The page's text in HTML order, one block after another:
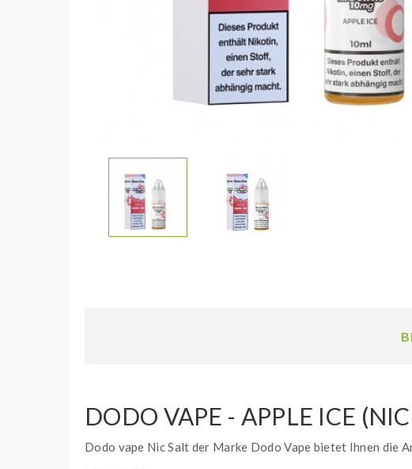
DODO VAPE - APPLE ICE (NIC
Dodo vape Nic Salt der Marke Dodo Vape bietet Ihnen die